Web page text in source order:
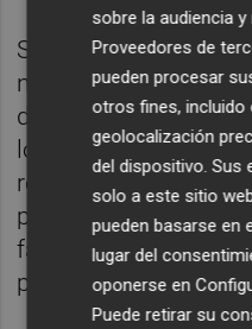
Se trata de recoger
necesidades de
de hábitos diarios
los usuarios en sus
reconducir cualquier
produzca de manera
familia y que no
para hacerle frente,
sobre la audiencia
Proveedores de
pueden procesar
otros fines, incluido
geolocalización
del dispositivo. Sus
solo a este sitio
pueden basarse en
lugar del
oponerse en
Puede retirar su